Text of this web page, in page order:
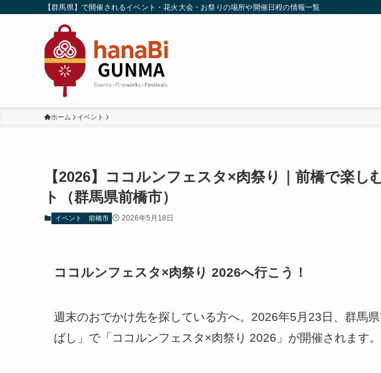
【群馬県】で開催されるイベント・花火大会・お祭りの場所や開催日程の情報一覧
ホーム イベント
【2026】ココルンフェスタ×肉祭り｜前橋で楽し
ト（群馬県前橋市）
イベント 前橋市 2026年5月18日
ココルンフェスタ×肉祭り 2026へ行こう！
週末のおでかけ先を探している方へ。2026年5月23日、群馬
ばし」で「ココルンフェスタ×肉祭り 2026」が開催されます。